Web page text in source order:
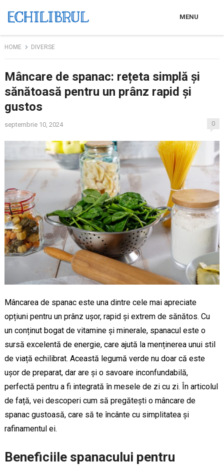
MENU
HOME DIVERSE
Mâncare de spanac: rețeta simplă și
sănătoasă pentru un prânz rapid și
gustos
septembrie 10, 2024 0
Mâncarea de spanac este una dintre cele mai apreciate
opțiuni pentru un prânz ușor, rapid și extrem de sănătos. Cu
un conținut bogat de vitamine și minerale, spanacul este o
sursă excelentă de energie, care ajută la menținerea unui stil
de viață echilibrat. Această legumă verde nu doar că este
ușor de preparat, dar are și o savoare inconfundabilă,
perfectă pentru a fi integrată în mesele de zi cu zi. În articolul
de față, vei descoperi cum să pregătești o mâncare de
spanac gustoasă, care să te încânte cu simplitatea și
rafinamentul ei.
Beneficiile spanacului pentru